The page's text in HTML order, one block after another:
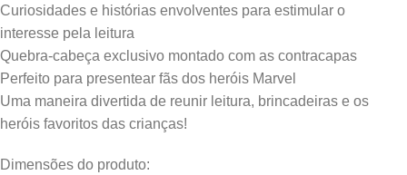
Curiosidades e histórias envolventes para estimular o
interesse pela leitura
Quebra‑cabeça exclusivo montado com as contracapas
Perfeito para presentear fãs dos heróis Marvel
Uma maneira divertida de reunir leitura, brincadeiras e os
heróis favoritos das crianças!
Dimensões do produto: